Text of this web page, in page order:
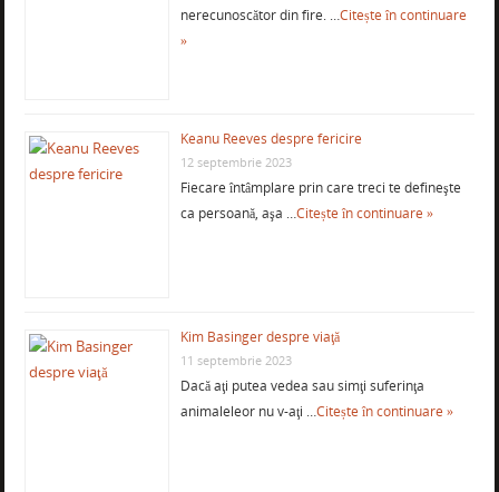
nerecunoscător din fire. …Citește în continuare
»
Keanu Reeves despre fericire
12 septembrie 2023
Fiecare întâmplare prin care treci te defineşte
ca persoană, aşa …Citește în continuare »
Kim Basinger despre viaţă
11 septembrie 2023
Dacă aţi putea vedea sau simţi suferinţa
animaleleor nu v-aţi …Citește în continuare »